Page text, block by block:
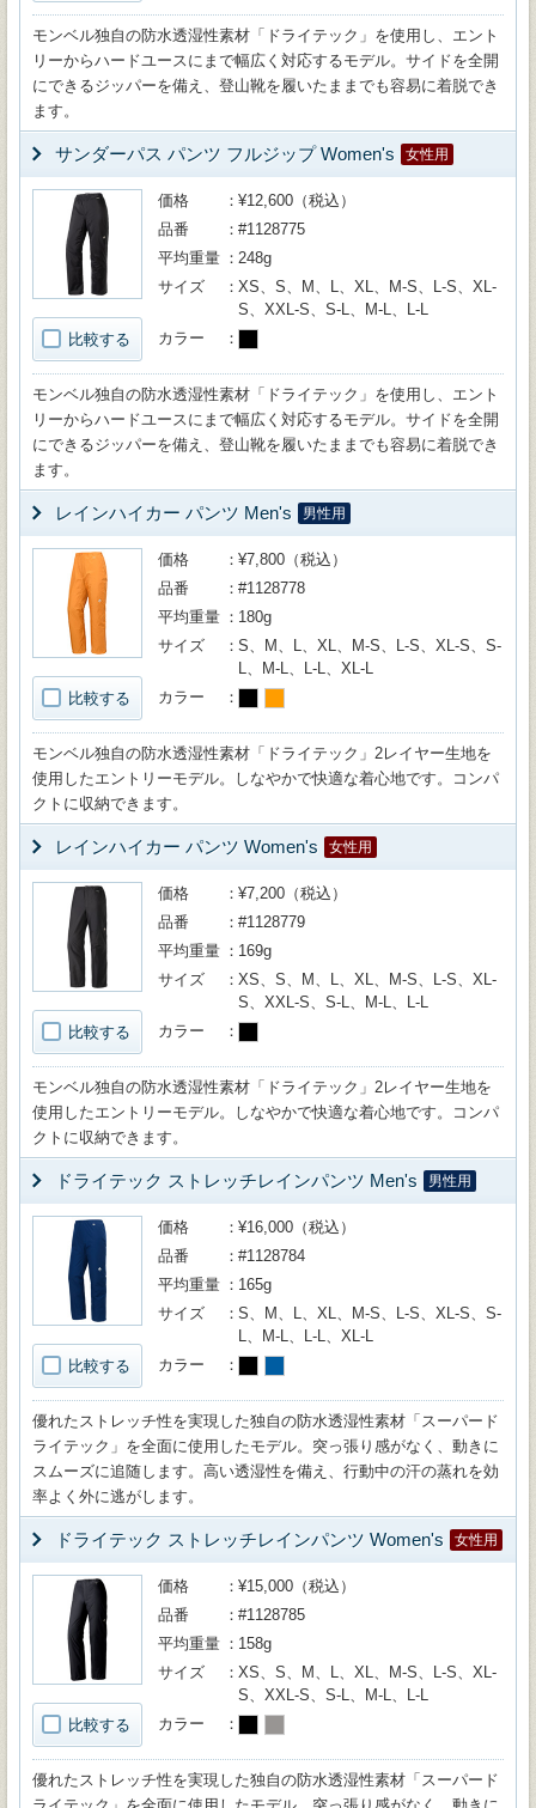
モンベル独自の防水透湿性素材「ドライテック」を使用し、エント
リーからハードユースにまで幅広く対応するモデル。サイドを全開
にできるジッパーを備え、登山靴を履いたままでも容易に着脱でき
ます。
サンダーパス パンツ フルジップ Women's 女性用
比較する
価格
¥12,600（税込）
品番
#1128775
平均重量
248g
サイズ
XS、S、M、L、XL、M-S、L-S、XL-
S、XXL-S、S-L、M-L、L-L
カラー
モンベル独自の防水透湿性素材「ドライテック」を使用し、エント
リーからハードユースにまで幅広く対応するモデル。サイドを全開
にできるジッパーを備え、登山靴を履いたままでも容易に着脱でき
ます。
レインハイカー パンツ Men's 男性用
比較する
価格
¥7,800（税込）
品番
#1128778
平均重量
180g
サイズ
S、M、L、XL、M-S、L-S、XL-S、S-
L、M-L、L-L、XL-L
カラー
モンベル独自の防水透湿性素材「ドライテック」2レイヤー生地を
使用したエントリーモデル。しなやかで快適な着心地です。コンパ
クトに収納できます。
レインハイカー パンツ Women's 女性用
比較する
価格
¥7,200（税込）
品番
#1128779
平均重量
169g
サイズ
XS、S、M、L、XL、M-S、L-S、XL-
S、XXL-S、S-L、M-L、L-L
カラー
モンベル独自の防水透湿性素材「ドライテック」2レイヤー生地を
使用したエントリーモデル。しなやかで快適な着心地です。コンパ
クトに収納できます。
ドライテック ストレッチレインパンツ Men's 男性用
比較する
価格
¥16,000（税込）
品番
#1128784
平均重量
165g
サイズ
S、M、L、XL、M-S、L-S、XL-S、S-
L、M-L、L-L、XL-L
カラー
優れたストレッチ性を実現した独自の防水透湿性素材「スーパード
ライテック」を全面に使用したモデル。突っ張り感がなく、動きに
スムーズに追随します。高い透湿性を備え、行動中の汗の蒸れを効
率よく外に逃がします。
ドライテック ストレッチレインパンツ Women's 女性用
比較する
価格
¥15,000（税込）
品番
#1128785
平均重量
158g
サイズ
XS、S、M、L、XL、M-S、L-S、XL-
S、XXL-S、S-L、M-L、L-L
カラー
優れたストレッチ性を実現した独自の防水透湿性素材「スーパード